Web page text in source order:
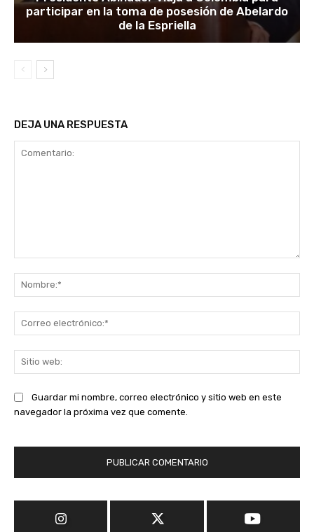
participar en la toma de posesión de Abelardo
de la Espriella
DEJA UNA RESPUESTA
Guardar mi nombre, correo electrónico y sitio web en este
navegador la próxima vez que comente.